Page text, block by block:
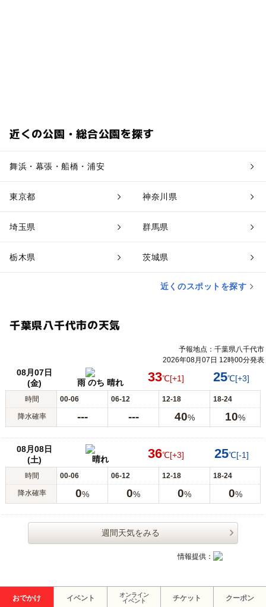
近くの公園・総合公園を探す
舞浜・幕張・船橋・浦安
東京都 神奈川県
埼玉県 群馬県
栃木県 茨城県
近くのスポットを探す
千葉県八千代市の天気
予報地点：千葉県八千代市
2026年08月07日 12時00分発表
08月07日
(金)
雨 のち 晴れ 33℃[+1] 25℃[+3]
時間 00-06 06-12 12-18 18-24
降水確率 --- --- 40% 10%
08月08日
(土)
晴れ 36℃[+3] 25℃[-1]
時間 00-06 06-12 12-18 18-24
降水確率 0% 0% 0% 0%
週間天気をみる
情報提供：
おでかけ イベント
オンライン
イベント
チケット クーポン